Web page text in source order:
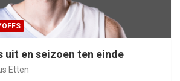
uit en seizoen ten einde
Etten